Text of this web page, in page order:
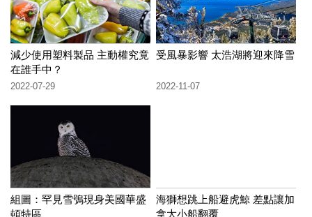
減少使用塑料製品 主動權究竟
在誰手中？
2022-07-29
受風暴影響 太浩湖將迎來降雪
2022-11-07
組圖：罕見雪鴞現身美國華盛
頓特區
海獅想跳上船避虎鯨 差點讓加
拿大小船翻覆